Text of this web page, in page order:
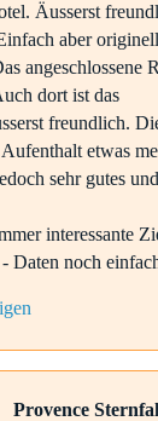
Äusserst
aber
angeschlossene
dort ist das
freundlich.
etwas
sehr gutes
interessante
Daten noch
Provence